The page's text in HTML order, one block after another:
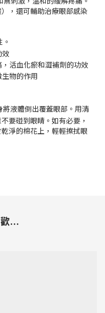
，還可輔助治療眼部感染
效
活血化瘀和澀補劑的功效
物的作用
液體倒出覆蓋眼部。用清
要碰到眼睛。如有必要，
淨的棉花上，輕輕擦拭眼
...